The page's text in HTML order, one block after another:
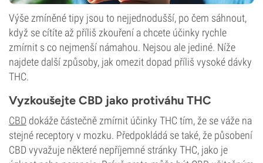
Výše zmíněné tipy jsou to nejjednodušší, po čem sáhnout,
když se cítíte až příliš zkouření a chcete účinky rychle
zmírnit s co nejmenší námahou. Nejsou ale jediné. Níže
najdete další způsoby, jak omezit dopad příliš vysoké dávky
THC.
Vyzkoušejte CBD jako protiváhu THC
CBD dokáže částečně zmírnit účinky THC tím, že se váže na
stejné receptory v mozku. Předpokládá se také, že působení
CBD vyvažuje některé nepříjemné stránky THC, jako je